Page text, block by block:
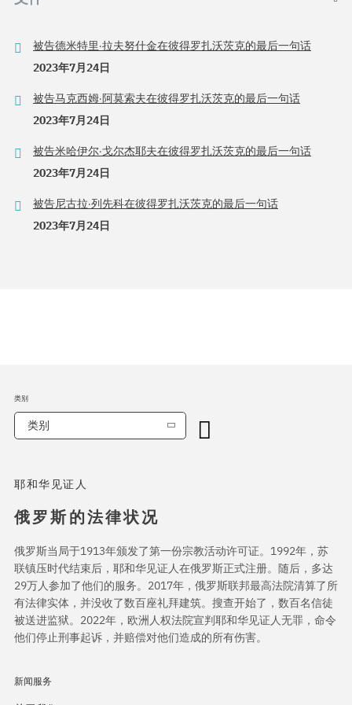
被告德米特里·拉夫努什金在彼得罗扎沃茨克的最后一句话
2023年7月24日
被告马克西姆·阿莫索夫在彼得罗扎沃茨克的最后一句话
2023年7月24日
被告米哈伊尔·戈尔杰耶夫在彼得罗扎沃茨克的最后一句话
2023年7月24日
被告尼古拉·列先科在彼得罗扎沃茨克的最后一句话
2023年7月24日
耶和华见证人
俄罗斯的法律状况
俄罗斯当局于1913年颁发了第一份宗教活动许可证。1992年，苏
联镇压时代结束后，耶和华见证人在俄罗斯正式注册。随后，多达
29万人参加了他们的服务。2017年，俄罗斯联邦最高法院清算了所
有法律实体，并没收了数百座礼拜建筑。搜查开始了，数百名信徒
被送进监狱。2022年，欧洲人权法院宣判耶和华见证人无罪，命令
他们停止刑事起诉，并赔偿对他们造成的所有伤害。
新闻服务
类别
类别